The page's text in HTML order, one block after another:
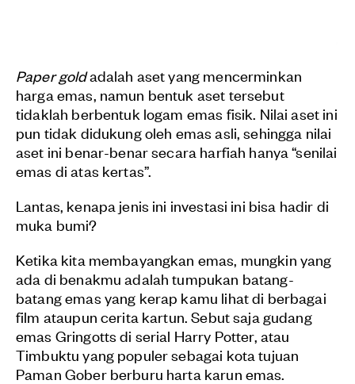
Paper goldadalah aset yang mencerminkan
harga emas, namun bentuk aset tersebut
tidaklah berbentuk logam emas fisik. Nilai aset ini
pun tidak didukung oleh emas asli, sehingga nilai
aset ini benar-benar secara harfiah hanya “senilai
emas di atas kertas”.
Lantas, kenapa jenis ini investasi ini bisa hadir di
muka bumi?
Ketika kita membayangkan emas, mungkin yang
ada di benakmu adalah tumpukan batang-
batang emas yang kerap kamu lihat di berbagai
film ataupun cerita kartun. Sebut saja gudang
emas Gringotts di serial Harry Potter, atau
Timbuktu yang populer sebagai kota tujuan
Paman Gober berburu harta karun emas.